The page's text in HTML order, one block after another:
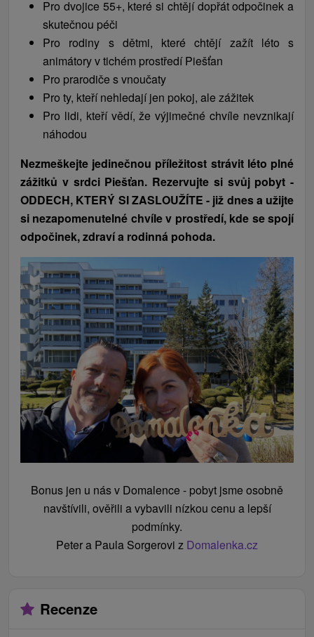
Pro dvojice 55+, které si chtějí dopřát odpočinek a
skutečnou péči
Pro rodiny s dětmi, které chtějí zažít léto s
animátory v tichém prostředí Piešťan
Pro prarodiče s vnoučaty
Pro ty, kteří nehledají jen pokoj, ale zážitek
Pro lidi, kteří vědí, že výjimečné chvíle nevznikají
náhodou
Nezmeškejte jedinečnou příležitost strávit léto plné
zážitků v srdci Piešťan. Rezervujte si svůj pobyt -
ODDECH, KTERÝ SI ZASLOUŽÍTE - již dnes a užijte
si nezapomenutelné chvíle v prostředí, kde se spojí
odpočinek, zdraví a rodinná pohoda.
Bonus jen u nás v Domalence - pobyt jsme osobně
navštívili, ověřili a vybavili nízkou cenu a lepší
podmínky.
Peter a Paula Sorgerovi z Domalenka.cz
Recenze